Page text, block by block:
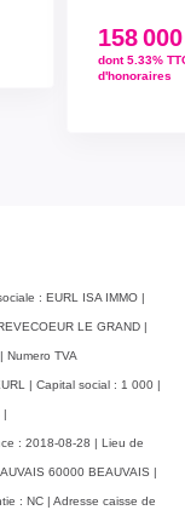
158
dont 5.33%
d'honoraires
: EURL ISA IMMO |
LE GRAND |
Numero TVA
| Capital social : 1 000 |
|
: 2018-08-28 | Lieu de
60000 BEAUVAIS |
: NC | Adresse caisse de